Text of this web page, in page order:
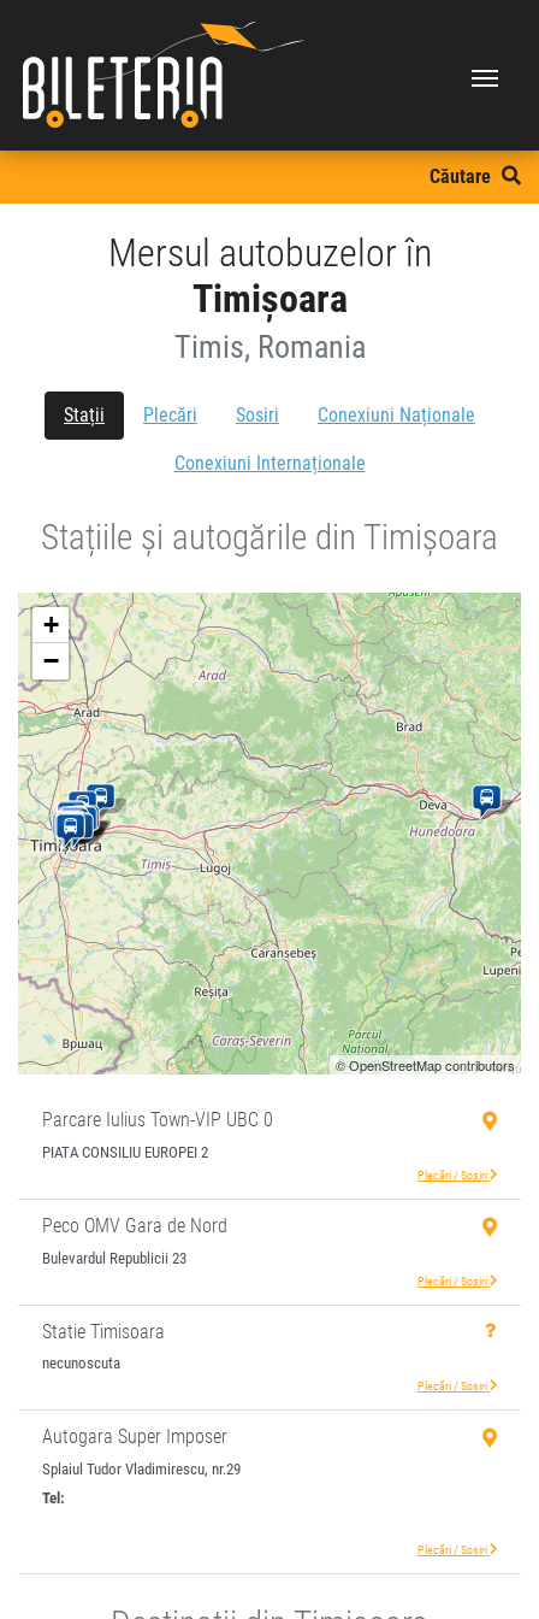
Căutare
Mersul autobuzelor în
Timișoara
Timis, Romania
Stații Plecări Sosiri Conexiuni Naționale
Conexiuni Internaționale
Stațiile și autogările din Timișoara
+
−
© OpenStreetMap contributors
Parcare Iulius Town-VIP UBC 0
PIATA CONSILIU EUROPEI 2
Plecări / Sosiri
Peco OMV Gara de Nord
Bulevardul Republicii 23
Plecări / Sosiri
Statie Timisoara
necunoscuta
Plecări / Sosiri
Autogara Super Imposer
Splaiul Tudor Vladimirescu, nr.29
Tel:
Plecări / Sosiri